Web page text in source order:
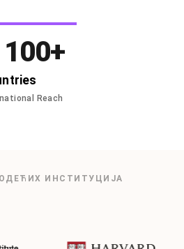
100+
Reach
ИНСТИТУЦИЈА